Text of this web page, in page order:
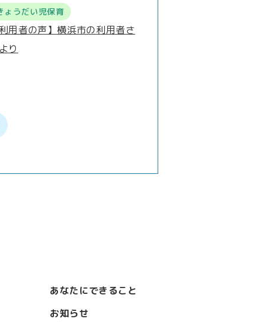
ょうだい児保育
利用者の声】横浜市の利用者さ
り
あなたにできること
お知らせ